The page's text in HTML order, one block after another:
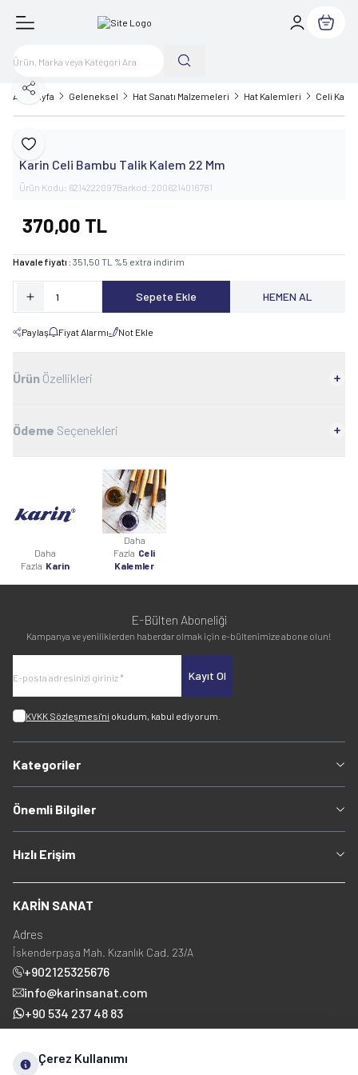
Sepetim
Ana Sayfa Geleneksel Hat Sanatı Malzemeleri Hat Kalemleri Celi
Favoriye Ekle
Paylaş
Karin
Karin Celi Bambu Talik Kalem 22 Mm
Ürün Kodu: 6214222097Barkod: 2006214016781
370,00 TL
Havale fiyatı : 351,50 TL %5 extra indirim
Sepete Ekle HEMEN AL
Paylaş Fiyat Alarmı Not Ekle
Ürün Özellikleri
Ödeme Seçenekleri
Daha
Fazla Karin
Daha
Fazla Celi
Kalemler
E-Bülten Aboneliği
Kampanya ve yeniliklerden haberdar olmak için e-bültenimize abone olun!
Kayıt Ol
KVKK Sözleşmesi'ni okudum, kabul ediyorum.
Kategoriler
Önemli Bilgiler
Hızlı Erişim
KARİN SANAT
Adres
İskenderpaşa Mah. Kızanlık Cad. 23/A
+902125325676
info@karinsanat.com
+90 534 237 48 83
Çerez Kullanımı